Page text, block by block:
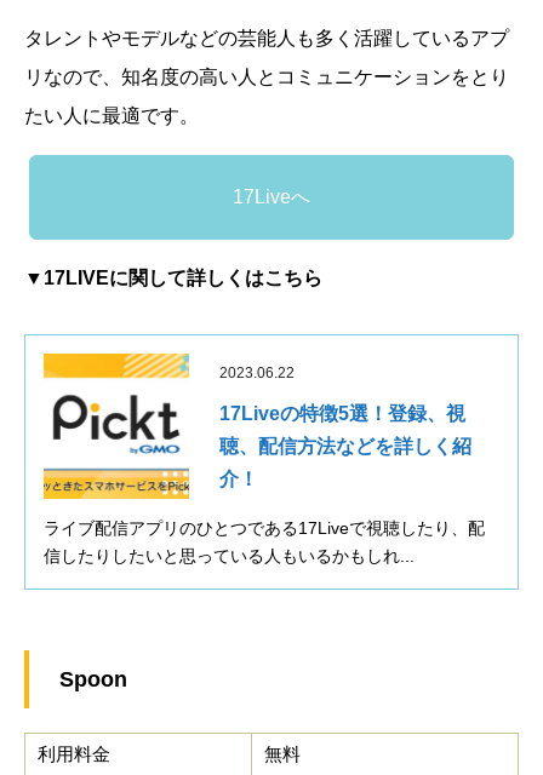
タレントやモデルなどの芸能人も多く活躍しているアプ
リなので、知名度の高い人とコミュニケーションをとり
たい人に最適です。
17Liveへ
▼17LIVEに関して詳しくはこちら
2023.06.22
17Liveの特徴5選！登録、視
聴、配信方法などを詳しく紹
介！
ライブ配信アプリのひとつである17Liveで視聴したり、配
信したりしたいと思っている人もいるかもしれ...
Spoon
利用料金 無料